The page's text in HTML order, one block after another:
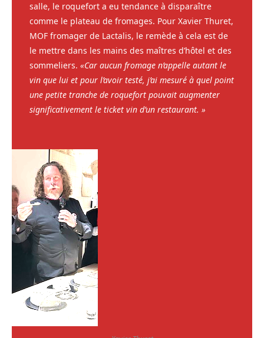
salle, le roquefort a eu tendance à disparaître
comme le plateau de fromages. Pour Xavier Thuret,
MOF fromager de Lactalis, le remède à cela est de
le mettre dans les mains des maîtres d’hôtel et des
sommeliers. «Car aucun fromage n’appelle autant le
vin que lui et pour l’avoir testé, j’ai mesuré à quel point
une petite tranche de roquefort pouvait augmenter
significativement le ticket vin d’un restaurant. »